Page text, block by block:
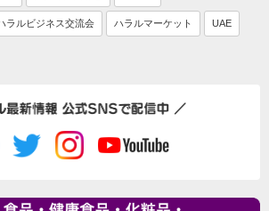
ラルビジネス交流会 ハラルマーケット UAE